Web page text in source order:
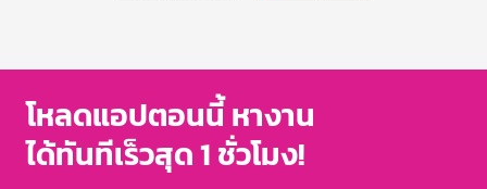
โหลดแอปตอนนี้ หางาน
ได้ทันทีเร็วสุด 1 ชั่วโมง!